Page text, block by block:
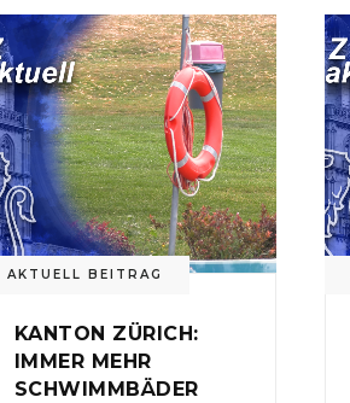
AKTUELL BEITRAG
KANTON ZÜRICH:
IMMER MEHR
SCHWIMMBÄDER